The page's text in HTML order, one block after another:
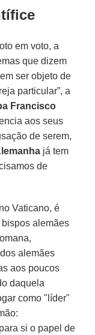
em voto, a
que dizem
ser objeto de
particular”, a
Francisco
aos seus
de serem,
já tem
de
Vaticano, é
alemães
alemães
aos poucos
daquela
como "líder"
si o papel de